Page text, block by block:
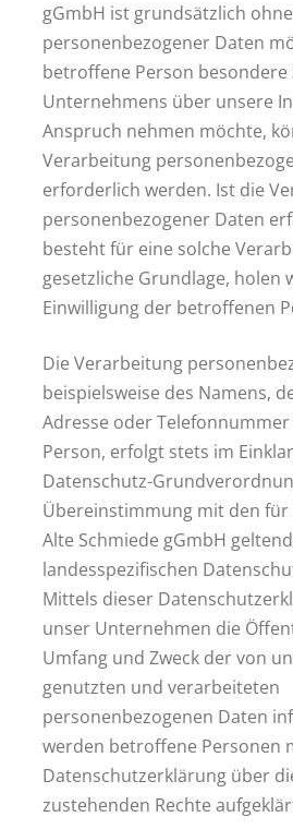
gGmbH ist grundsätzlich
personenbezogener Daten
betroffene Person besondere
Unternehmens über unsere
Anspruch nehmen möchte,
Verarbeitung
erforderlich werden. Ist die
personenbezogener Daten
besteht für eine solche
gesetzliche Grundlage, holen
Einwilligung der betroffenen
Die Verarbeitung
beispielsweise des Namens,
Adresse oder
Person, erfolgt stets im
Datenschutz-
Übereinstimmung mit den für
Alte Schmiede gGmbH
landesspezifischen
Mittels dieser
unser Unternehmen die
Umfang und Zweck der von
genutzten und verarbeiteten
personenbezogenen Daten
werden betroffene Personen
Datenschutzerklärung über
zustehenden Rechte